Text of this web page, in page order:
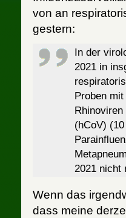
von an
gestern:
In der
2021 in
Proben
(hCoV)
2021 nicht
Wenn das
dass meine